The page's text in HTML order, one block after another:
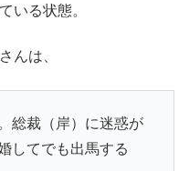
いる状態。
んは、
総裁（岸）に迷惑が
してでも出馬する